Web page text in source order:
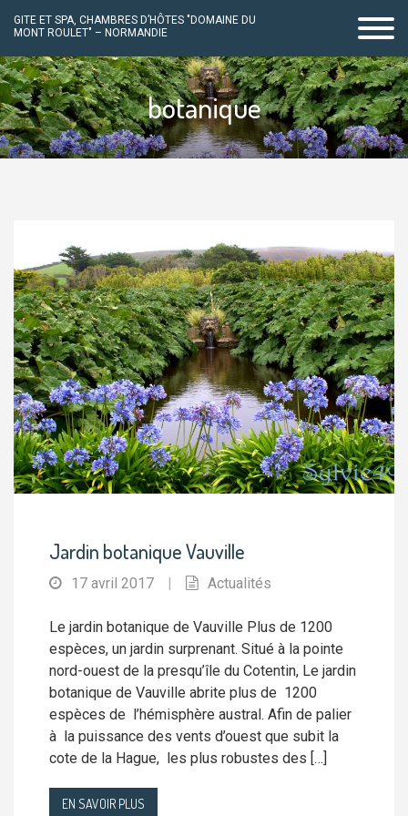
Passer
au
contenu
GITE ET SPA, CHAMBRES D’HÔTES "DOMAINE DU
MONT ROULET" – NORMANDIE
botanique
Jardin botanique Vauville
17 avril 2017 | Actualités
Le jardin botanique de Vauville Plus de 1200
espèces, un jardin surprenant. Situé à la pointe
nord-ouest de la presqu’île du Cotentin, Le jardin
botanique de Vauville abrite plus de 1200
espèces de l’hémisphère austral. Afin de palier
à la puissance des vents d’ouest que subit la
cote de la Hague, les plus robustes des […]
EN SAVOIR PLUS